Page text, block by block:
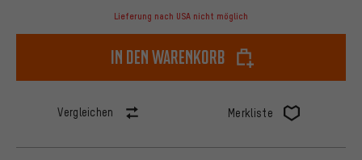
Lieferung nach USA nicht möglich
In den Warenkorb
Vergleichen Merkliste